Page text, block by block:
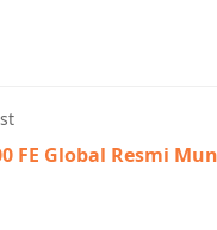
FE Global Resmi